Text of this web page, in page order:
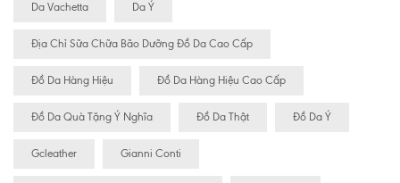
Da Vachetta Da Ý
Địa Chỉ Sữa Chữa Bão Dưỡng Đồ Da Cao Cấp
Đồ Da Hàng Hiệu Đồ Da Hàng Hiệu Cao Cấp
Đồ Da Quà Tặng Ý Nghĩa Đồ Da Thật Đồ Da Ý
Gcleather Gianni Conti